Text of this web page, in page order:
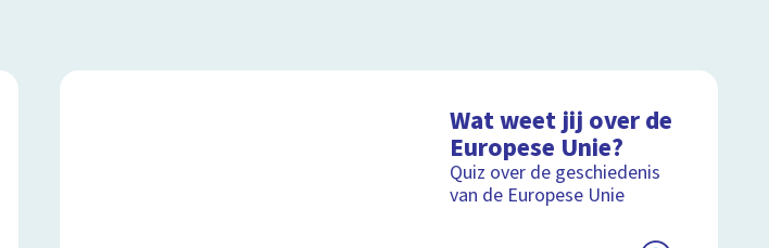
Wat weet jij over de
Europese Unie?
Quiz over de geschiedenis
van de Europese Unie